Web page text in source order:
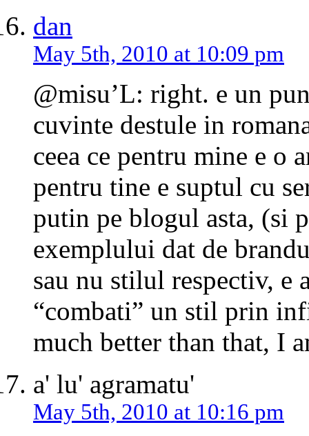
dan
May 5th, 2010 at 10:09 pm
@misu’L: right. e un
cuvinte destule in
ceea ce pentru mine e o
pentru tine e suptul cu
putin pe blogul asta, (si
exemplului dat de
sau nu stilul respectiv, e
“combati” un stil prin
much better than that, I
a' lu' agramatu'
May 5th, 2010 at 10:16 pm